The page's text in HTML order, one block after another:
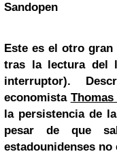
Sandopen
Este es el otro gran
tras la lectura del
interruptor).
economista
la persistencia de
pesar de que
estadounidenses no